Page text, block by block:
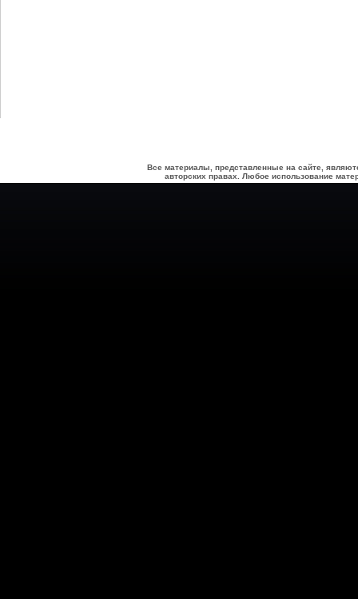
Все материалы, представленные на сайте,
авторских правах. Любое использование